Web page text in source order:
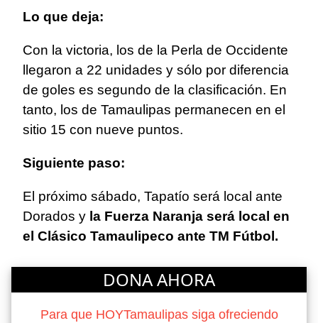
Lo que deja:
Con la victoria, los de la Perla de Occidente
llegaron a 22 unidades y sólo por diferencia
de goles es segundo de la clasificación. En
tanto, los de Tamaulipas permanecen en el
sitio 15 con nueve puntos.
Siguiente paso:
El próximo sábado, Tapatío será local ante
Dorados y la Fuerza Naranja será local en
el Clásico Tamaulipeco ante TM Fútbol.
DONA AHORA
Para que HOYTamaulipas siga ofreciendo